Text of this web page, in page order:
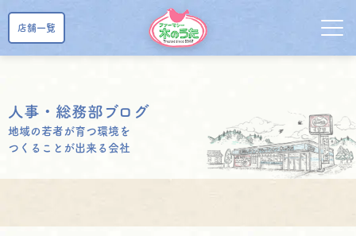
店舗一覧
人事・総務部ブログ
地域の若者が育つ環境を
つくることが出来る会社